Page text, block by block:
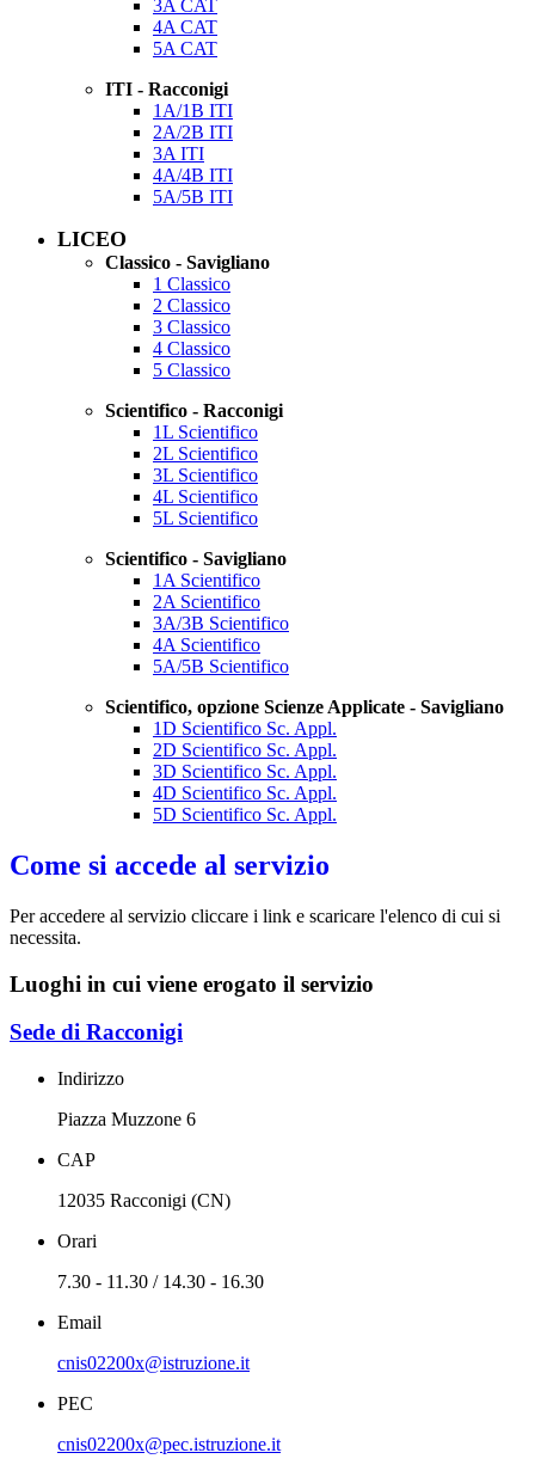
3A CAT
4A CAT
5A CAT
ITI - Racconigi
1A/1B ITI
2A/2B ITI
3A ITI
4A/4B ITI
5A/5B ITI
LICEO
Classico - Savigliano
1 Classico
2 Classico
3 Classico
4 Classico
5 Classico
Scientifico - Racconigi
1L Scientifico
2L Scientifico
3L Scientifico
4L Scientifico
5L Scientifico
Scientifico - Savigliano
1A Scientifico
2A Scientifico
3A/3B Scientifico
4A Scientifico
5A/5B Scientifico
Scientifico, opzione Scienze Applicate - Savigliano
1D Scientifico Sc. Appl.
2D Scientifico Sc. Appl.
3D Scientifico Sc. Appl.
4D Scientifico Sc. Appl.
5D Scientifico Sc. Appl.
Come si accede al servizio
Per accedere al servizio cliccare i link e scaricare l'elenco di cui si
necessita.
Luoghi in cui viene erogato il servizio
Sede di Racconigi
Indirizzo
Piazza Muzzone 6
CAP
12035 Racconigi (CN)
Orari
7.30 - 11.30 / 14.30 - 16.30
Email
cnis02200x@istruzione.it
PEC
cnis02200x@pec.istruzione.it